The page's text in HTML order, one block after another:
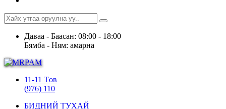
Даваа - Баасан: 08:00 - 18:00
Бямба - Ням: амарна
11-11 Төв
(976) 110
БИДНИЙ ТУХАЙ